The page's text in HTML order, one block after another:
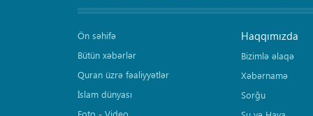
Ön səhifə
Bütün xəbərlər
Quran üzrə fəaliyyətlər
İslam dünyası
Foto - Video
Haqqımızda
Bizimlə əlaqə
Xəbərnamə
Sorğu